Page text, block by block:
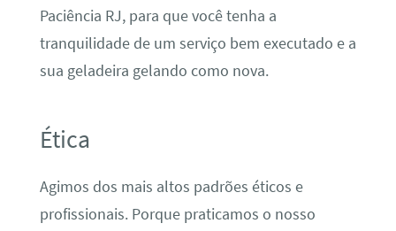
Paciência RJ, para que você tenha a
tranquilidade de um serviço bem executado e a
sua geladeira gelando como nova.
Ética
Agimos dos mais altos padrões éticos e
profissionais. Porque praticamos o nosso